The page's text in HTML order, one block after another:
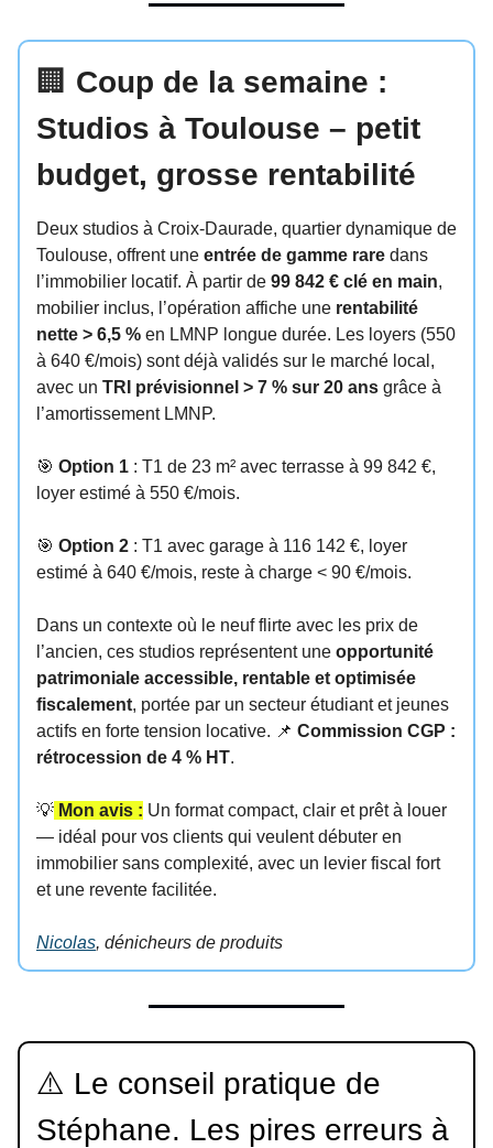
🏢 Coup de la semaine :
Studios à Toulouse – petit
budget, grosse rentabilité
Deux studios à Croix-Daurade, quartier dynamique de
Toulouse, offrent une entrée de gamme rare dans
l’immobilier locatif. À partir de 99 842 € clé en main,
mobilier inclus, l’opération affiche une rentabilité
nette > 6,5 % en LMNP longue durée. Les loyers (550
à 640 €/mois) sont déjà validés sur le marché local,
avec un TRI prévisionnel > 7 % sur 20 ans grâce à
l’amortissement LMNP.
🎯 Option 1 : T1 de 23 m² avec terrasse à 99 842 €,
loyer estimé à 550 €/mois.
🎯 Option 2 : T1 avec garage à 116 142 €, loyer
estimé à 640 €/mois, reste à charge < 90 €/mois.
Dans un contexte où le neuf flirte avec les prix de
l’ancien, ces studios représentent une opportunité
patrimoniale accessible, rentable et optimisée
fiscalement, portée par un secteur étudiant et jeunes
actifs en forte tension locative. 📌 Commission CGP :
rétrocession de 4 % HT.
💡 Mon avis : Un format compact, clair et prêt à louer
— idéal pour vos clients qui veulent débuter en
immobilier sans complexité, avec un levier fiscal fort
et une revente facilitée.
Nicolas, dénicheurs de produits
⚠️ Le conseil pratique de
Stéphane. Les pires erreurs à